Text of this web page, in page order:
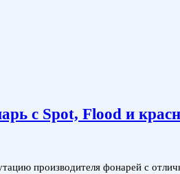
с Spot, Flood и
производителя фонарей с